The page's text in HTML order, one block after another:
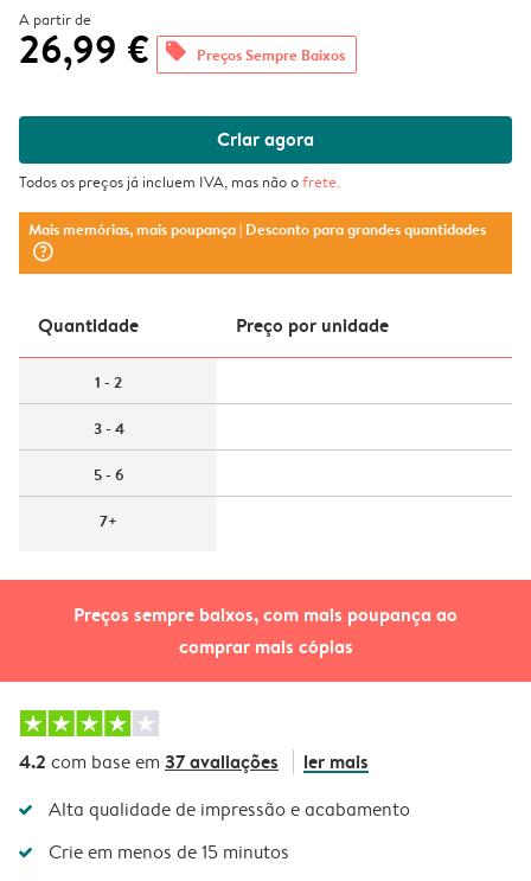
Preços sempre baixos, com mais poupança ao
comprar mais cópias
A partir de
26,99 € offers Preços Sempre Baixos
Criar agora
Todos os preços já incluem IVA, mas não ofrete.
Mais memórias, mais poupança| Desconto para grandes quantidades
question_mark_circle
Quantidade Preço por unidade
1 - 2
3 - 4
5 - 6
7+
4.2 com base em 37 avaliações ler mais
Alta qualidade de impressão e acabamento
Crie em menos de 15 minutos